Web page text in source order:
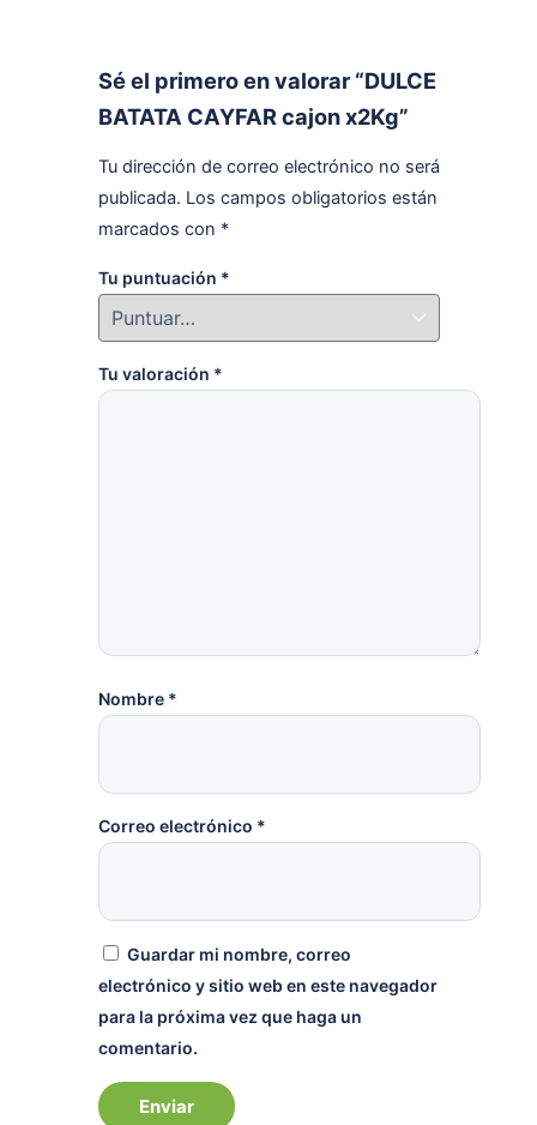
Sé el primero en valorar “DULCE
BATATA CAYFAR cajon x2Kg”
Tu dirección de correo electrónico no será
publicada. Los campos obligatorios están
marcados con *
Tu puntuación *
Tu valoración *
Nombre *
Correo electrónico *
Guardar mi nombre, correo
electrónico y sitio web en este navegador
para la próxima vez que haga un
comentario.